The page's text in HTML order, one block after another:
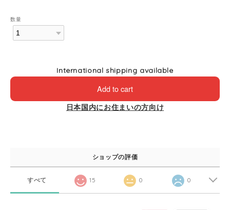
数量
International shipping available
Add to cart
日本国内にお住まいの方向け
ショップの評価
すべて 15 0 0